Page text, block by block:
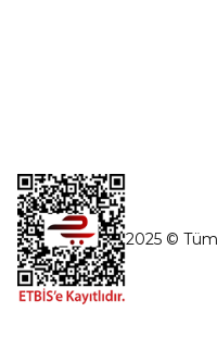
2025 © Tüm